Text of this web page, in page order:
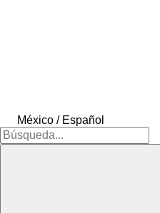
México / Español